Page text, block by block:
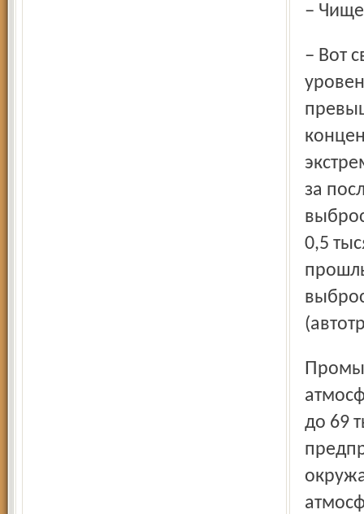
–
– Вот сводка Ярославского гидромета за 14 – 15 мая:
за
0,5
Промышленность города постоянно снижает выбросы в
до 69